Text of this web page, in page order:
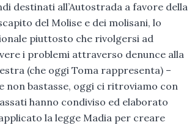
destinati all’Autostrada a favore della
del Molise e dei molisani, lo
piuttosto che rivolgersi ad
i problemi attraverso denunce alla
(che oggi Toma rappresenta) –
non bastasse, oggi ci ritroviamo con
hanno condiviso ed elaborato
la legge Madia per creare